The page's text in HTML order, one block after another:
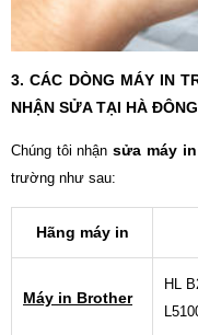
3. CÁC DÒNG MÁY IN
NHẬN SỬA TẠI HÀ ĐÔNG
Chúng tôi nhậnsửa máy
trường như sau:
Hãng máy in
Máy in Brother
HL